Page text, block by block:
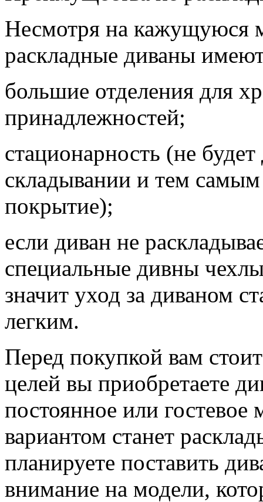
Несмотря на кажущуюся
раскладные диваны
большие отделения для
принадлежностей;
стационарность (не
складывании и тем
покрытие);
если диван не
специальные дивны
значит уход за диваном
легким.
Перед покупкой вам
целей вы приобретаете
постоянное или
вариантом станет
планируете поставить
внимание на модели,